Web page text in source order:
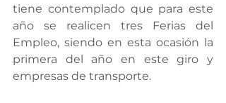
tiene contemplado que para este
año se realicen tres Ferias del
Empleo, siendo en esta ocasión la
primera del año en este giro y
empresas de transporte.